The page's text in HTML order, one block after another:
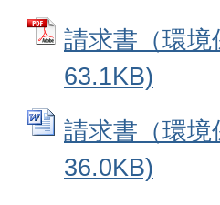
請求書（環
63.1KB)
請求書（環
36.0KB)